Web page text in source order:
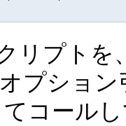
リプト
プショ
コール